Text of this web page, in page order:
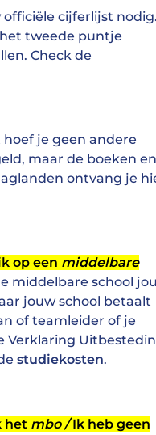
cijferlijst nodig.
het tweede puntje
Check de
je geen andere
maar de boeken en
ontvang je
op een middelbare
middelbare school jou
jouw school betaalt
of teamleider of je
Verklaring
studiekosten.
het mbo /Ik heb geen